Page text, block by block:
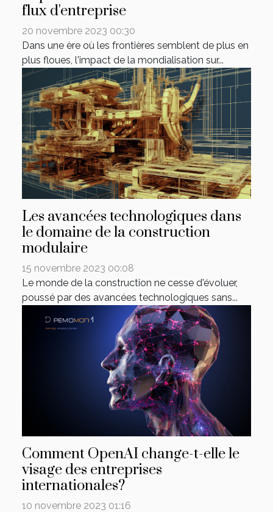
flux d'entreprise
20 novembre 2023 00:30
Dans une ère où les frontières semblent de plus en
plus floues, l'impact de la mondialisation sur...
Les avancées technologiques dans
le domaine de la construction
modulaire
15 novembre 2023 00:08
Le monde de la construction ne cesse d'évoluer,
poussé par des avancées technologiques sans...
Comment OpenAI change-t-elle le
visage des entreprises
internationales?
10 novembre 2023 01:16